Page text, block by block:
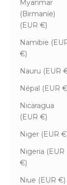
Myanmar
(Birmanie)
(EUR €)
Namibie
€)
Nauru (EUR
Népal (EUR
Nicaragua
(EUR €)
Niger (EUR
Nigeria (EUR
€)
Niue (EUR €)